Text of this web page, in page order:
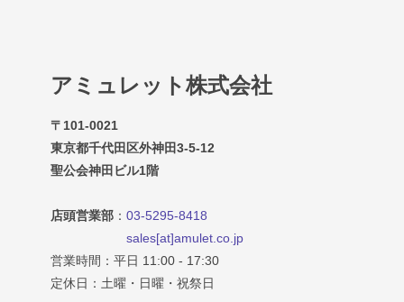
アミュレット株式会社
〒101-0021
東京都千代田区外神田3-5-12
聖公会神田ビル1階
店頭営業部 ： 03-5295-8418
sales[at]amulet.co.jp
営業時間：平日 11:00 - 17:30
定休日：土曜・日曜・祝祭日